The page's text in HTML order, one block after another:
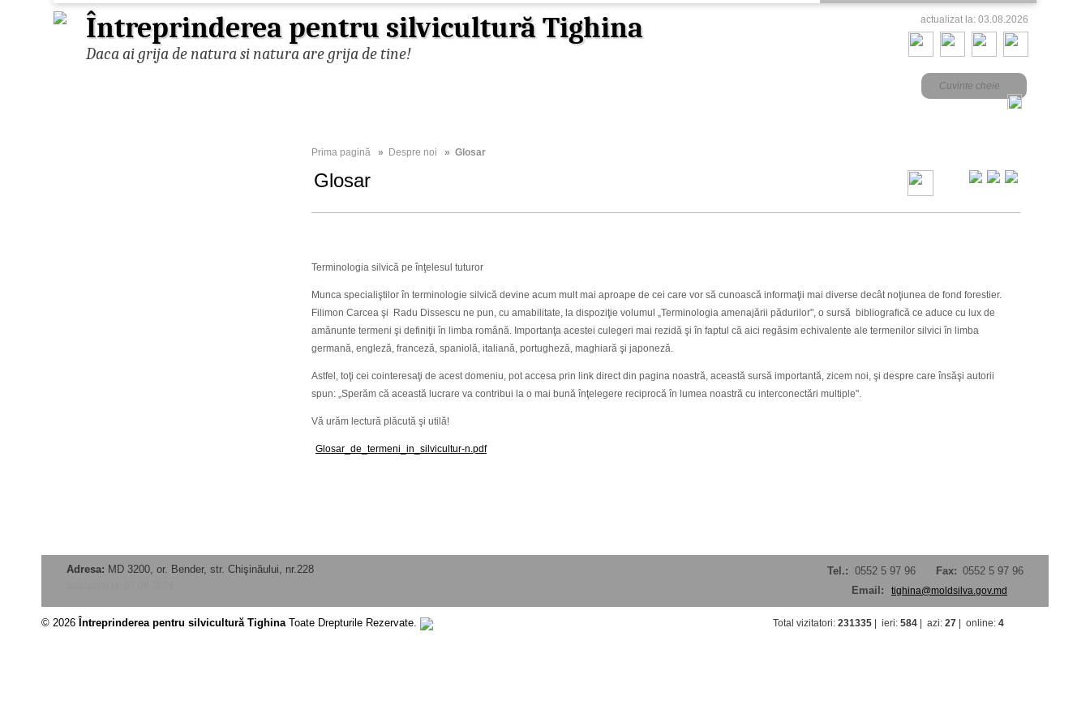
Întreprinderea pentru silvicultură Tighina
Daca ai grija de natura si natura are grija de tine!
actualizat la: 03.08.2026
Prima pagină » Despre noi » Glosar
Glosar
Terminologia silvică pe înţelesul tuturor
Munca specialiştilor în terminologie silvică devine acum mult mai aproape de cei care vor să cunoască informaţii mai diverse decât noţiunea de fond forestier.
Filimon Carcea şi Radu Dissescu ne pun, cu amabilitate, la dispoziţie volumul „Terminologia amenajării pădurilor", o sursă bibliografică ce aduce cu lux de
amănunte termeni şi definiţii în limba română. Importanţa acestei culegeri mai rezidă şi în faptul că aici regăsim echivalente ale termenilor silvici în limba
germană, engleză, franceză, spaniolă, italiană, portugheză, maghiară şi japoneză.
Astfel, toţi cei cointeresaţi de acest domeniu, pot accesa prin link direct din pagina noastră, această sursă importantă, zicem noi, şi despre care însăşi autorii
spun: „Sperăm că această lucrare va contribui la o mai bună înţelegere reciprocă în lumea noastră cu interconectări multiple".
Vă urăm lectură plăcută şi utilă!
Glosar_de_termeni_in_silvicultur-n.pdf
Adresa: MD 3200, or. Bender, str. Chişinăului, nr.228 Tel.: 0552 5 97 96 Fax: 0552 5 97 96
Email:
tighina@moldsilva.gov.md
© 2026 Întreprinderea pentru silvicultură TighinaToate Drepturile Rezervate. Total vizitatori: 231335 ieri: 584 azi: 27 online: 4